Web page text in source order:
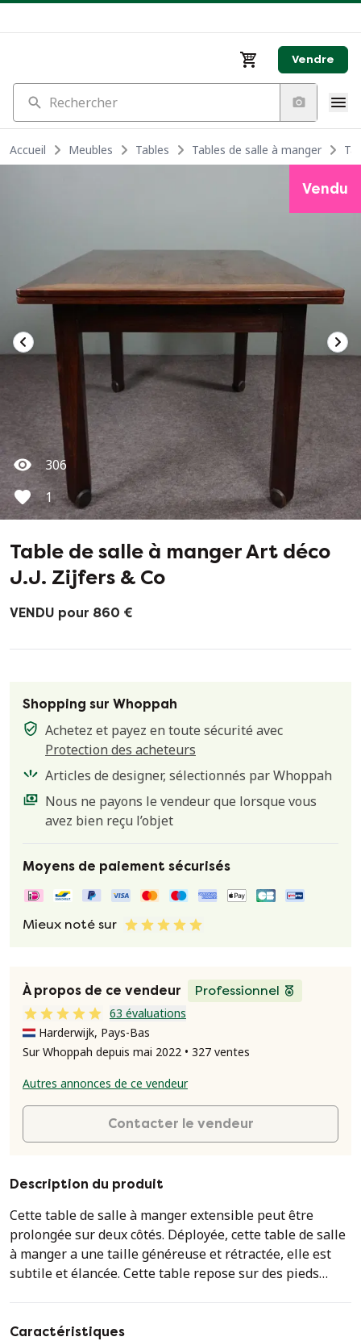
Vendre
Rechercher
Accueil Meubles Tables Tables de salle à manger
306
1
Vendu
Table de salle à manger Art déco
J.J. Zijfers & Co
VENDU pour 860 €
Shopping sur Whoppah
Achetez et payez en toute sécurité avec
Protection des acheteurs
Articles de designer, sélectionnés par Whoppah
Nous ne payons le vendeur que lorsque vous
avez bien reçu l’objet
Moyens de paiement sécurisés
Mieux noté sur
À propos de ce vendeur
Professionnel
63 évaluations
Harderwijk, Pays-Bas
Sur Whoppah depuis mai 2022 • 327 ventes
Autres annonces de ce vendeur
Contacter le vendeur
Description du produit
Cette table de salle à manger extensible peut être
prolongée sur deux côtés. Déployée, cette table de salle
à manger a une taille généreuse et rétractée, elle est
subtile et élancée. Cette table repose sur des pieds
Largeur : 89 cm Hauteur de la feuille inférieure : 61,5 cm
Caractéristiques